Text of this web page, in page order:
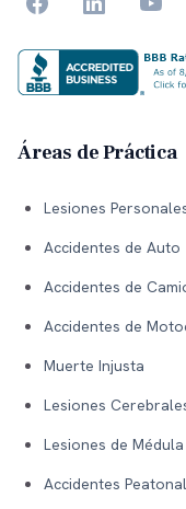
Áreas de Práctica
Lesiones
Accidentes de Auto
Accidentes de
Accidentes de
Muerte Injusta
Lesiones
Lesiones de
Accidentes